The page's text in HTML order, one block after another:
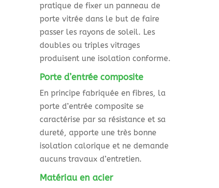
pratique de fixer un panneau de
porte vitrée dans le but de faire
passer les rayons de soleil. Les
doubles ou triples vitrages
produisent une isolation conforme.
Porte d’entrée composite
En principe fabriquée en fibres, la
porte d’entrée composite se
caractérise par sa résistance et sa
dureté, apporte une très bonne
isolation calorique et ne demande
aucuns travaux d’entretien.
Matériau en acier